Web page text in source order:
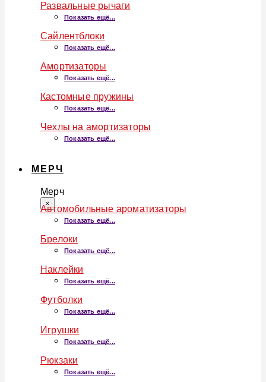
Развальные рычаги
Показать ещё...
Сайлентблоки
Показать ещё...
Амортизаторы
Показать ещё...
Кастомные пружины
Показать ещё...
Чехлы на амортизаторы
Показать ещё...
МЕРЧ
Мерч
×
Автомобильные ароматизаторы
Показать ещё...
Брелоки
Показать ещё...
Наклейки
Показать ещё...
Футболки
Показать ещё...
Игрушки
Показать ещё...
Рюкзаки
Показать ещё...